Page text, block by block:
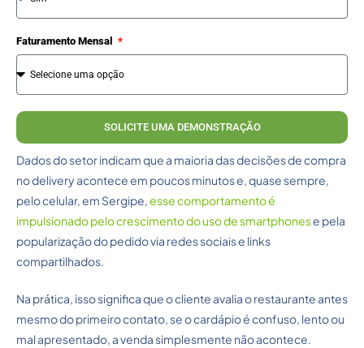
Faturamento Mensal
SOLICITE UMA DEMONSTRAÇÃO
Dados do setor indicam que a maioria das decisões de compra
no delivery acontece em poucos minutos e, quase sempre,
pelo celular, em Sergipe, esse comportamento é
impulsionado pelo crescimento do uso de smartphonese pela
popularização do pedido via redes sociais e links
compartilhados.
Na prática, isso significa que o cliente avalia o restaurante antes
mesmo do primeiro contato, se o cardápio é confuso, lento ou
mal apresentado, a venda simplesmente não acontece.